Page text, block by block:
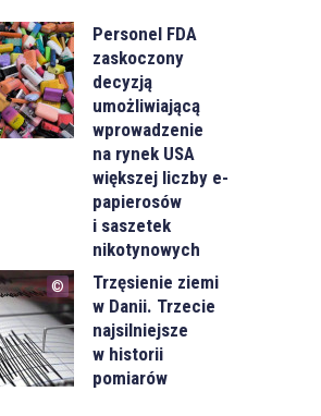
Personel FDA
zaskoczony
decyzją
umożliwiającą
wprowadzenie
na rynek USA
większej liczby e-
papierosów
i saszetek
nikotynowych
Trzęsienie ziemi
w Danii. Trzecie
najsilniejsze
w historii
pomiarów